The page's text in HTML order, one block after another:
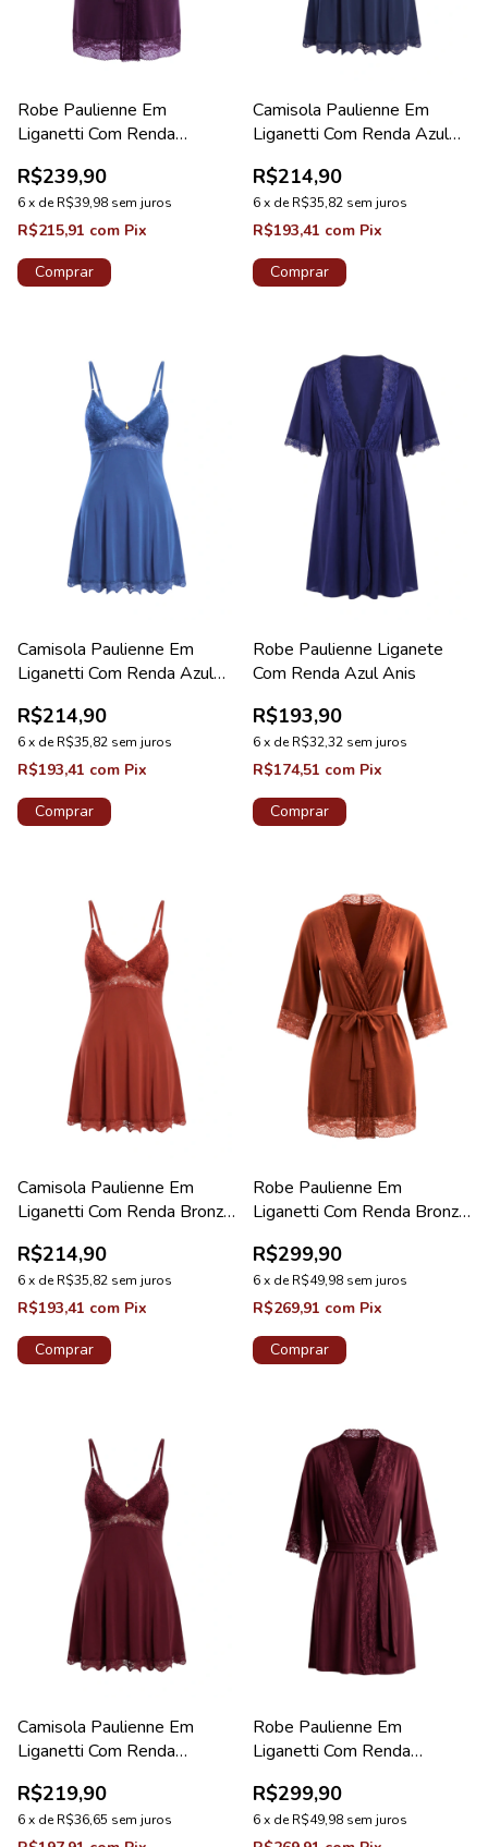
Robe Paulienne Em
Liganetti Com Renda
R$239,90
6x deR$39,98 sem juros
R$215,91 com Pix
Comprar
Camisola Paulienne Em
Liganetti Com Renda Azul
R$214,90
6x deR$35,82 sem juros
R$193,41 com Pix
Comprar
Camisola Paulienne Em
Liganetti Com Renda Azul
R$214,90
6x deR$35,82 sem juros
R$193,41 com Pix
Comprar
Robe Paulienne Liganete
Com Renda Azul Anis
R$193,90
6x deR$32,32 sem juros
R$174,51 com Pix
Comprar
Camisola Paulienne Em
Liganetti Com Renda Bronze
R$214,90
6x deR$35,82 sem juros
R$193,41 com Pix
Comprar
Robe Paulienne Em
Liganetti Com Renda Bronze
R$299,90
6x deR$49,98 sem juros
R$269,91 com Pix
Comprar
Camisola Paulienne Em
Liganetti Com Renda
R$219,90
6x deR$36,65 sem juros
Robe Paulienne Em
Liganetti Com Renda
R$299,90
6x deR$49,98 sem juros